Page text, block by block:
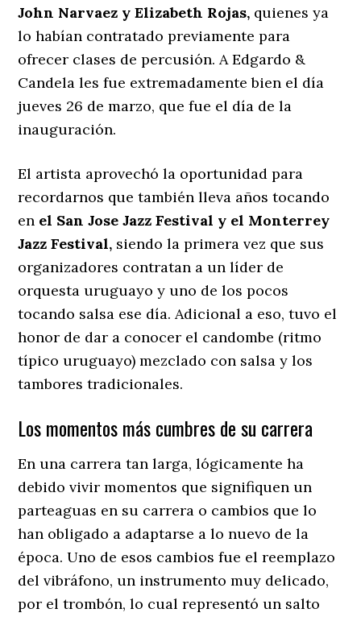
John Narvaez y Elizabeth Rojas, quienes ya
lo habían contratado previamente para
ofrecer clases de percusión. A Edgardo &
Candela les fue extremadamente bien el día
jueves 26 de marzo, que fue el día de la
inauguración.
El artista aprovechó la oportunidad para
recordarnos que también lleva años tocando
en el San Jose Jazz Festival y el Monterrey
Jazz Festival, siendo la primera vez que sus
organizadores contratan a un líder de
orquesta uruguayo y uno de los pocos
tocando salsa ese día. Adicional a eso, tuvo el
honor de dar a conocer el candombe (ritmo
típico uruguayo) mezclado con salsa y los
tambores tradicionales.
Los momentos más cumbres de su carrera
En una carrera tan larga, lógicamente ha
debido vivir momentos que signifiquen un
parteaguas en su carrera o cambios que lo
han obligado a adaptarse a lo nuevo de la
época. Uno de esos cambios fue el reemplazo
del vibráfono, un instrumento muy delicado,
por el trombón, lo cual representó un salto